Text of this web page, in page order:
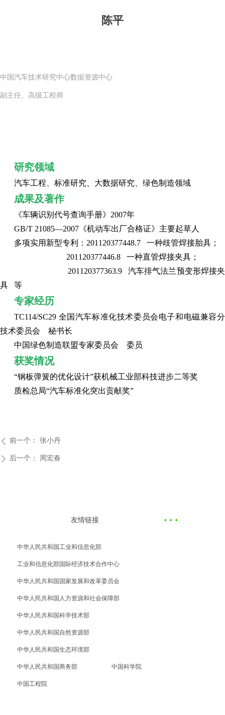
陈平
中国汽车技术研究中心数据资源中心
副主任、高级工程师
ꄴ 前一个： 张小丹
ꄲ 后一个： 周宏春
研究领域
汽车工程、标准研究、大数据研究、绿色制造领域
成果及著作
《车辆识别代号查询手册》2007年
GB/T 21085—2007《机动车出厂合格证》主要起草人
多项实用新型专利：201120377448.7 一种歧管焊接胎具；
201120377446.8 一种直管焊接夹具；
201120377363.9 汽车排气法兰预变形焊接夹
具 等
专家经历
TC114/SC29 全国汽车标准化技术委员会电子和电磁兼容分
技术委员会 秘书长
中国绿色制造联盟专家委员会 委员
获奖情况
“钢板弹簧的优化设计”获机械工业部科技进步二等奖
质检总局“汽车标准化突出贡献奖”
友情链接 ···
中华人民共和国工业和信息化部
工业和信息化部国际经济技术合作中心
中华人民共和国国家发展和改革委员会
中华人民共和国人力资源和社会保障部
中华人民共和国科学技术部
中华人民共和国自然资源部
中华人民共和国生态环境部
中华人民共和国商务部 中国科学院
中国工程院